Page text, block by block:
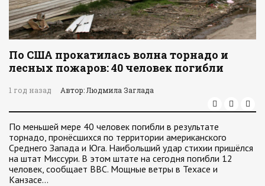
По США прокатилась волна торнадо и
лесных пожаров: 40 человек погибли
1 год назад Автор: Людмила Заглада
По меньшей мере 40 человек погибли в результате
торнадо, пронёсшихся по территории американского
Среднего Запада и Юга. Наибольший удар стихии пришёлся
на штат Миссури. В этом штате на сегодня погибли 12
человек, сообщает ВВС. Мощные ветры в Техасе и
Канзасе…